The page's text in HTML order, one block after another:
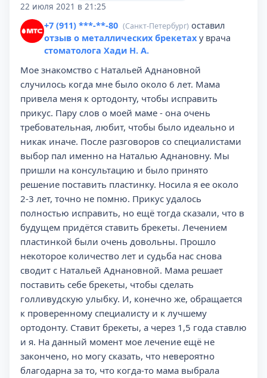
22 июля 2021 в 21:25
+7 (911) ***-**-80 (Санкт-Петербург) оставил
отзыв о металлических брекетах у врача
стоматолога Хади Н. А.
Мое знакомство с Натальей Аднановной
случилось когда мне было около 6 лет. Мама
привела меня к ортодонту, чтобы исправить
прикус. Пару слов о моей маме - она очень
требовательная, любит, чтобы было идеально и
никак иначе. После разговоров со специалистами
выбор пал именно на Наталью Аднановну. Мы
пришли на консультацию и было принято
решение поставить пластинку. Носила я ее около
2-3 лет, точно не помню. Прикус удалось
полностью исправить, но ещё тогда сказали, что в
будущем придётся ставить брекеты. Лечением
пластинкой были очень довольны. Прошло
некоторое количество лет и судьба нас снова
сводит с Натальей Аднановной. Мама решает
поставить себе брекеты, чтобы сделать
голливудскую улыбку. И, конечно же, обращается
к проверенному специалисту и к лучшему
ортодонту. Ставит брекеты, а через 1,5 года ставлю
и я. На данный момент мое лечение ещё не
закончено, но могу сказать, что невероятно
благодарна за то, что когда-то мама выбрала